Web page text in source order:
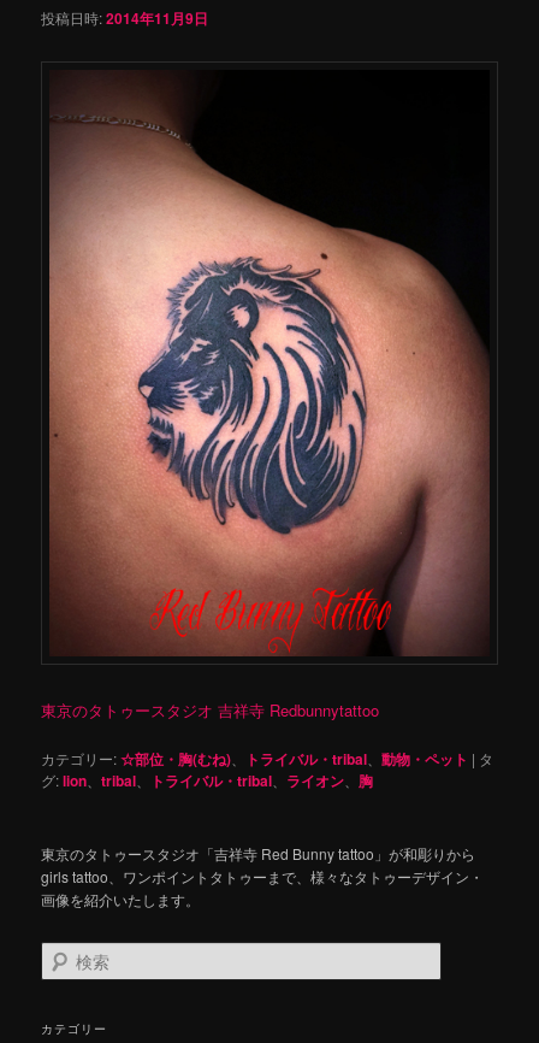
投稿日時:2014年11月9日
東京のタトゥースタジオ 吉祥寺 Redbunnytattoo
カテゴリー:☆部位・胸(むね) トライバル・tribal 、動物・ペット | タ
グ:lion 、tribal トライバル・tribal ライオン 胸
東京のタトゥースタジオ「吉祥寺 Red Bunny tattoo」が和彫りから
girls tattoo、ワンポイントタトゥーまで、様々なタトゥーデザイン・
画像を紹介いたします。
検
索
カテゴリー